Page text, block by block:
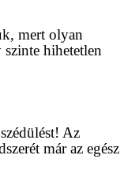
mert olyan
hihetetlen
Az
már az egész